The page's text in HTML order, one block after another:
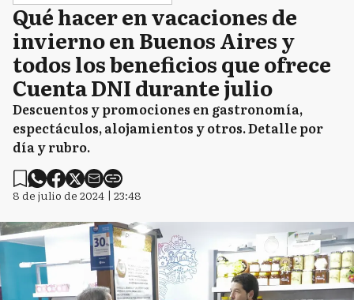
Qué hacer en vacaciones de
invierno en Buenos Aires y
todos los beneficios que ofrece
Cuenta DNI durante julio
Descuentos y promociones en gastronomía,
espectáculos, alojamientos y otros. Detalle por
día y rubro.
8 de julio de 2024 | 23:48